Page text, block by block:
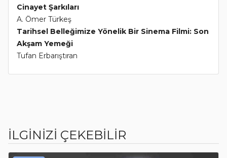
Cinayet Şarkıları
A. Ömer Türkeş
Tarihsel Belleğimize Yönelik Bir Sinema Filmi: Son
Akşam Yemeği
Tufan Erbarıştıran
İLGİNİZİ ÇEKEBİLİR